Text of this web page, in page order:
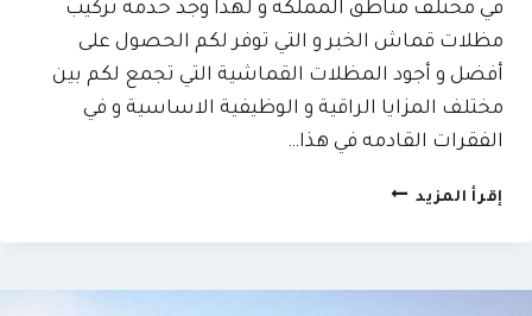
في مختلف مناطق المملكه و لهذا وجد خدمة تركيب
مظلات قماش الخبر و التي توفر لكم الحصول على
أفضل و أجود المظلات القماشية التي تجمع لكم بين
مختلف المزايا الراقية و الوظيفية الاساسية و في
الفقرات القادمه في هذا…
إقرأ المزيد تركيب
قماش